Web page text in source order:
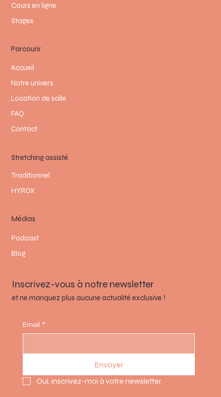
Parcourir
Accueil
Notre univers
Location de salle
FAQ
Contact
Cours en ligne
Stages
Stretching assisté
Traditionnel
HYROX
Médias
Podcast
Blog
Inscrivez-vous à notre newsletter
et ne manquez plus aucune actualité exclusive !
Email *
Envoyer
Oui, inscrivez-moi à votre newsletter.